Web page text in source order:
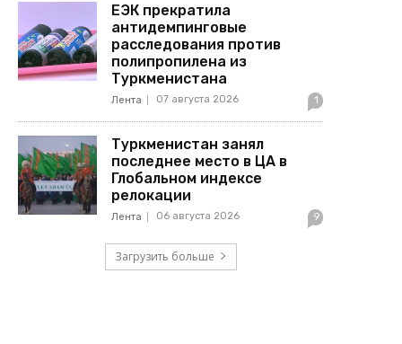
ЕЭК прекратила
антидемпинговые
расследования против
полипропилена из
Туркменистана
Лента 07 августа 2026 1
Туркменистан занял
последнее место в ЦА в
Глобальном индексе
релокации
Лента 06 августа 2026 9
Загрузить больше